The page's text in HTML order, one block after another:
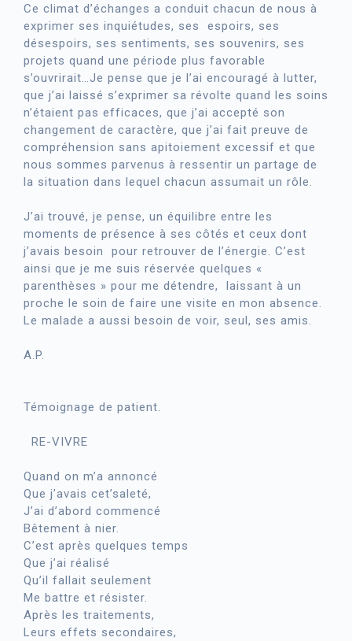
Ce climat d’échanges a conduit chacun de nous à
exprimer ses inquiétudes, ses espoirs, ses
désespoirs, ses sentiments, ses souvenirs, ses
projets quand une période plus favorable
s’ouvrirait…Je pense que je l’ai encouragé à lutter,
que j’ai laissé s’exprimer sa révolte quand les soins
n’étaient pas efficaces, que j’ai accepté son
changement de caractère, que j’ai fait preuve de
compréhension sans apitoiement excessif et que
nous sommes parvenus à ressentir un partage de
la situation dans lequel chacun assumait un rôle.
J’ai trouvé, je pense, un équilibre entre les
moments de présence à ses côtés et ceux dont
j’avais besoin pour retrouver de l’énergie. C’est
ainsi que je me suis réservée quelques «
parenthèses » pour me détendre, laissant à un
proche le soin de faire une visite en mon absence.
Le malade a aussi besoin de voir, seul, ses amis.
A.P.
Témoignage de patient.
RE-VIVRE
Quand on m’a annoncé
Que j’avais cet’saleté,
J’ai d’abord commencé
Bêtement à nier.
C’est après quelques temps
Que j’ai réalisé
Qu’il fallait seulement
Me battre et résister.
Après les traitements,
Leurs effets secondaires,